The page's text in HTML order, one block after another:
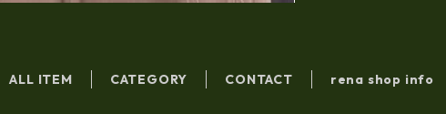
ALL ITEM CATEGORY CONTACT rena shop info